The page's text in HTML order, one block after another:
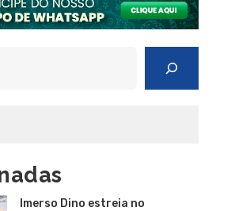
Imerso Dino estreia no